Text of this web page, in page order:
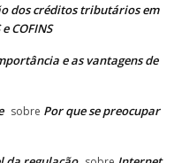
dos créditos tributários em
COFINS
e as vantagens de
sobre Por que se preocupar